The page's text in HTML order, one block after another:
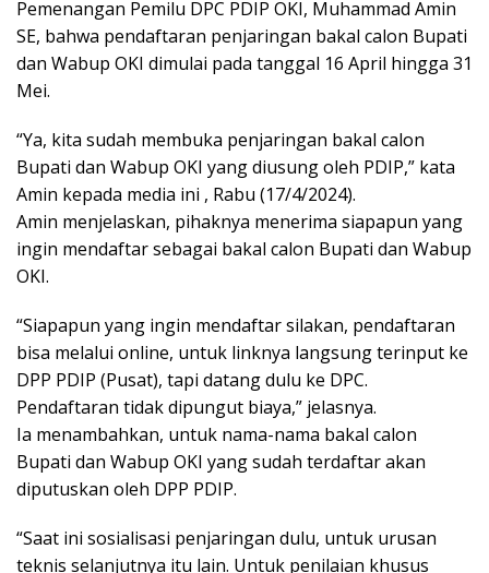
Pemenangan Pemilu DPC PDIP OKI, Muhammad Amin
SE, bahwa pendaftaran penjaringan bakal calon Bupati
dan Wabup OKI dimulai pada tanggal 16 April hingga 31
Mei.
“Ya, kita sudah membuka penjaringan bakal calon
Bupati dan Wabup OKI yang diusung oleh PDIP,” kata
Amin kepada media ini , Rabu (17/4/2024).
Amin menjelaskan, pihaknya menerima siapapun yang
ingin mendaftar sebagai bakal calon Bupati dan Wabup
OKI.
“Siapapun yang ingin mendaftar silakan, pendaftaran
bisa melalui online, untuk linknya langsung terinput ke
DPP PDIP (Pusat), tapi datang dulu ke DPC.
Pendaftaran tidak dipungut biaya,” jelasnya.
Ia menambahkan, untuk nama-nama bakal calon
Bupati dan Wabup OKI yang sudah terdaftar akan
diputuskan oleh DPP PDIP.
“Saat ini sosialisasi penjaringan dulu, untuk urusan
teknis selanjutnya itu lain. Untuk penilaian khusus